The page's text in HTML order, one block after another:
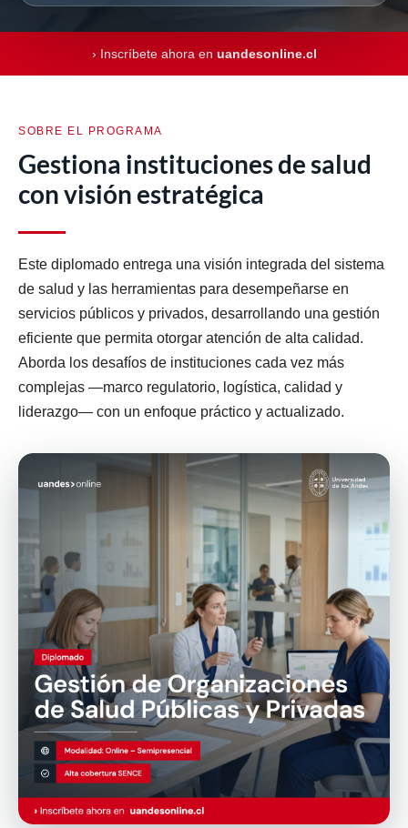
› Inscríbete ahora en uandesonline.cl
SOBRE EL PROGRAMA
Gestiona instituciones de salud
con visión estratégica
Este diplomado entrega una visión integrada del sistema
de salud y las herramientas para desempeñarse en
servicios públicos y privados, desarrollando una gestión
eficiente que permita otorgar atención de alta calidad.
Aborda los desafíos de instituciones cada vez más
complejas —marco regulatorio, logística, calidad y
liderazgo— con un enfoque práctico y actualizado.